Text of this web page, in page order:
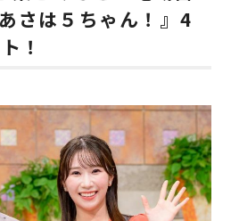
さは５ちゃん！』4
！